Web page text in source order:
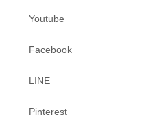
Youtube
Facebook
LINE
Pinterest